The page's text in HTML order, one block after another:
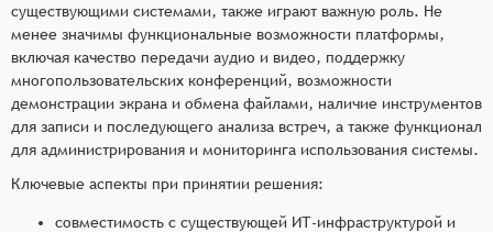
существующими системами, также играют важную роль. Не
менее значимы функциональные возможности платформы,
включая качество передачи аудио и видео, поддержку
многопользовательских конференций, возможности
демонстрации экрана и обмена файлами, наличие инструментов
для записи и последующего анализа встреч, а также функционал
для администрирования и мониторинга использования системы.
Ключевые аспекты при принятии решения:
совместимость с существующей ИТ-инфраструктурой и